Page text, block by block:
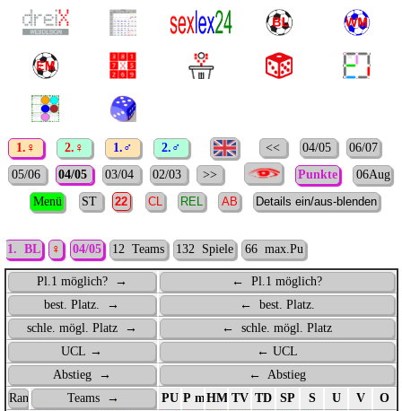
1.♀ 2.♀ 1.♂ 2.♂ << 04/05
06/07
05/06
04/05 03/04 02/03 >> Punkte
06Aug
Menü
ST
1. BL ♀ 04/05 12 Teams 132 Spiele 66 max.Pu
Pl.1 möglich? →
← Pl.1 möglich?
best. Platz. →
← best. Platz.
schle. mögl. Platz →
← schle. mögl. Platz
UCL →
← UCL
Abstieg →
← Abstieg
Rang
Teams → PU P max.
HM TV TD SP S U V
O